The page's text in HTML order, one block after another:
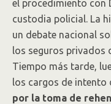
el procedimiento con
custodia policial. La
un debate nacional
los seguros privados
Tiempo más tarde,
los cargos de intento
por la toma de